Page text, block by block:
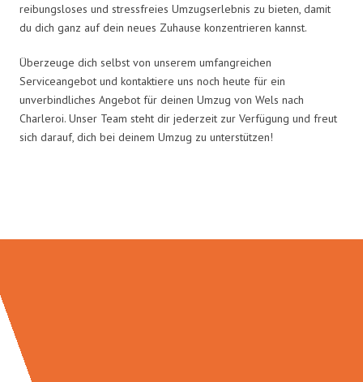
reibungsloses und stressfreies Umzugserlebnis zu bieten, damit
du dich ganz auf dein neues Zuhause konzentrieren kannst.
Überzeuge dich selbst von unserem umfangreichen
Serviceangebot und kontaktiere uns noch heute für ein
unverbindliches Angebot für deinen Umzug von Wels nach
Charleroi. Unser Team steht dir jederzeit zur Verfügung und freut
sich darauf, dich bei deinem Umzug zu unterstützen!